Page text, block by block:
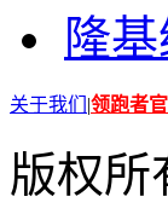
隆
关于我们 |领跑者
版权所